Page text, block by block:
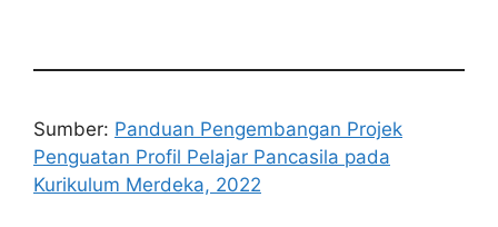
Sumber: Panduan Pengembangan Projek
Penguatan Profil Pelajar Pancasila pada
Kurikulum Merdeka, 2022